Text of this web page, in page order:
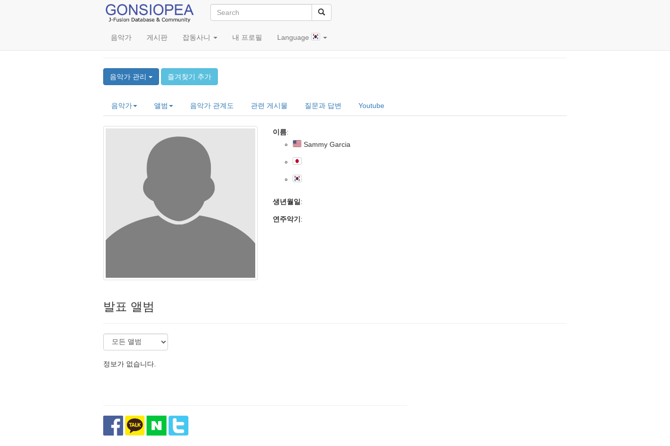
음악가 게시판 잡동사니 내 프로필 Language
Sammy Garcia
음악가 관리 즐겨찾기 추가
음악가 앨범 음악가 관계도 관련 게시물 질문과 답변 Youtube
이름:
Sammy Garcia
생년월일 :
연주악기 :
발표 앨범
정보가 없습니다.